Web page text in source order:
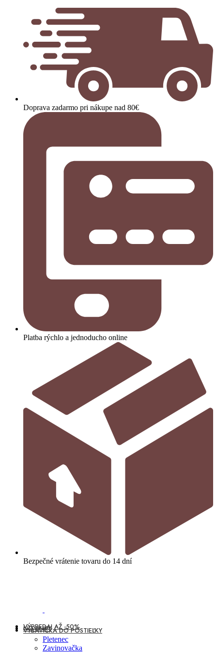
Doprava zadarmo pri nákupe nad 80€
Platba rýchlo a jednoducho online
Bezpečné vrátenie tovaru do 14 dní
VÝPREDAJ AŽ -50%
NOVINKY
VÝBAVIČKA DO POSTIEĽKY
Pletenec
Zavinovačka